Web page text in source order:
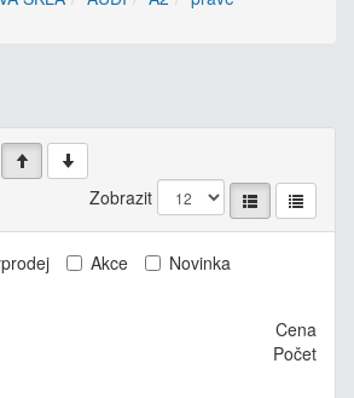
Zobrazit
Akce
Novinka
Cena
Počet